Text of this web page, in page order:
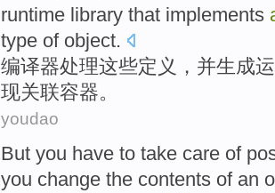
runtime library that implements
type of object.
编译器处理这些定义 ， 并生成
现关联容器。
youdao
But you have to take care of
you change the contents of an